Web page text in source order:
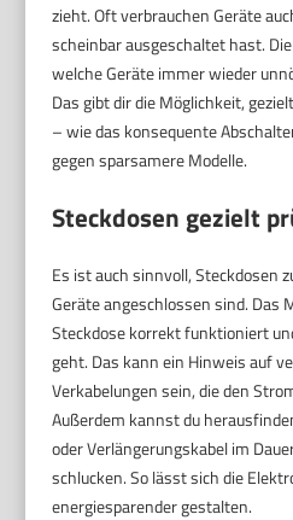
zieht. Oft verbrauchen Geräte
scheinbar ausgeschaltet hast.
welche Geräte immer wieder
Das gibt dir die Möglichkeit,
– wie das konsequente
gegen sparsamere Modelle.
Steckdosen gezielt
Es ist auch sinnvoll, Steckdosen
Geräte angeschlossen sind. Das
Steckdose korrekt funktioniert
geht. Das kann ein Hinweis auf
Verkabelungen sein, die den
Außerdem kannst du
oder Verlängerungskabel im
schlucken. So lässt sich die
energiesparender gestalten.